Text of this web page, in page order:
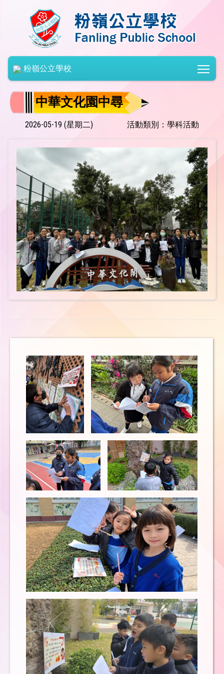
粉嶺公立學校
中華文化園中尋
2026-05-19 (星期二) 活動類別：學科活動